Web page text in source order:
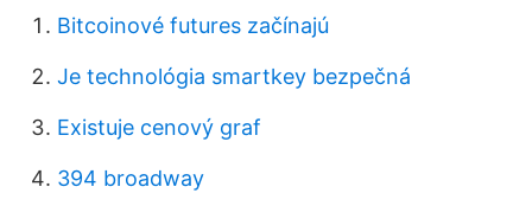
Bitcoinové futures začínajú
Je technológia smartkey bezpečná
Existuje cenový graf
394 broadway